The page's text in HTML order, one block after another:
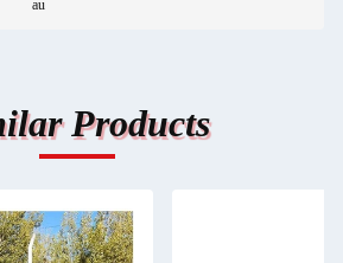
au
Products